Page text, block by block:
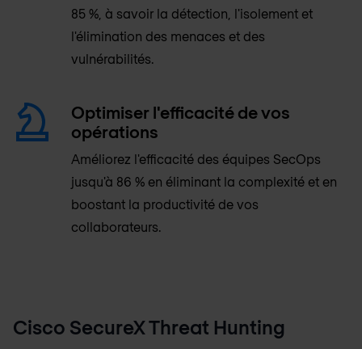
85 %, à savoir la détection, l'isolement et
l'élimination des menaces et des
vulnérabilités.
Optimiser l'efficacité de vos
opérations
Améliorez l'efficacité des équipes SecOps
jusqu'à 86 % en éliminant la complexité et en
boostant la productivité de vos
collaborateurs.
Cisco SecureX Threat Hunting